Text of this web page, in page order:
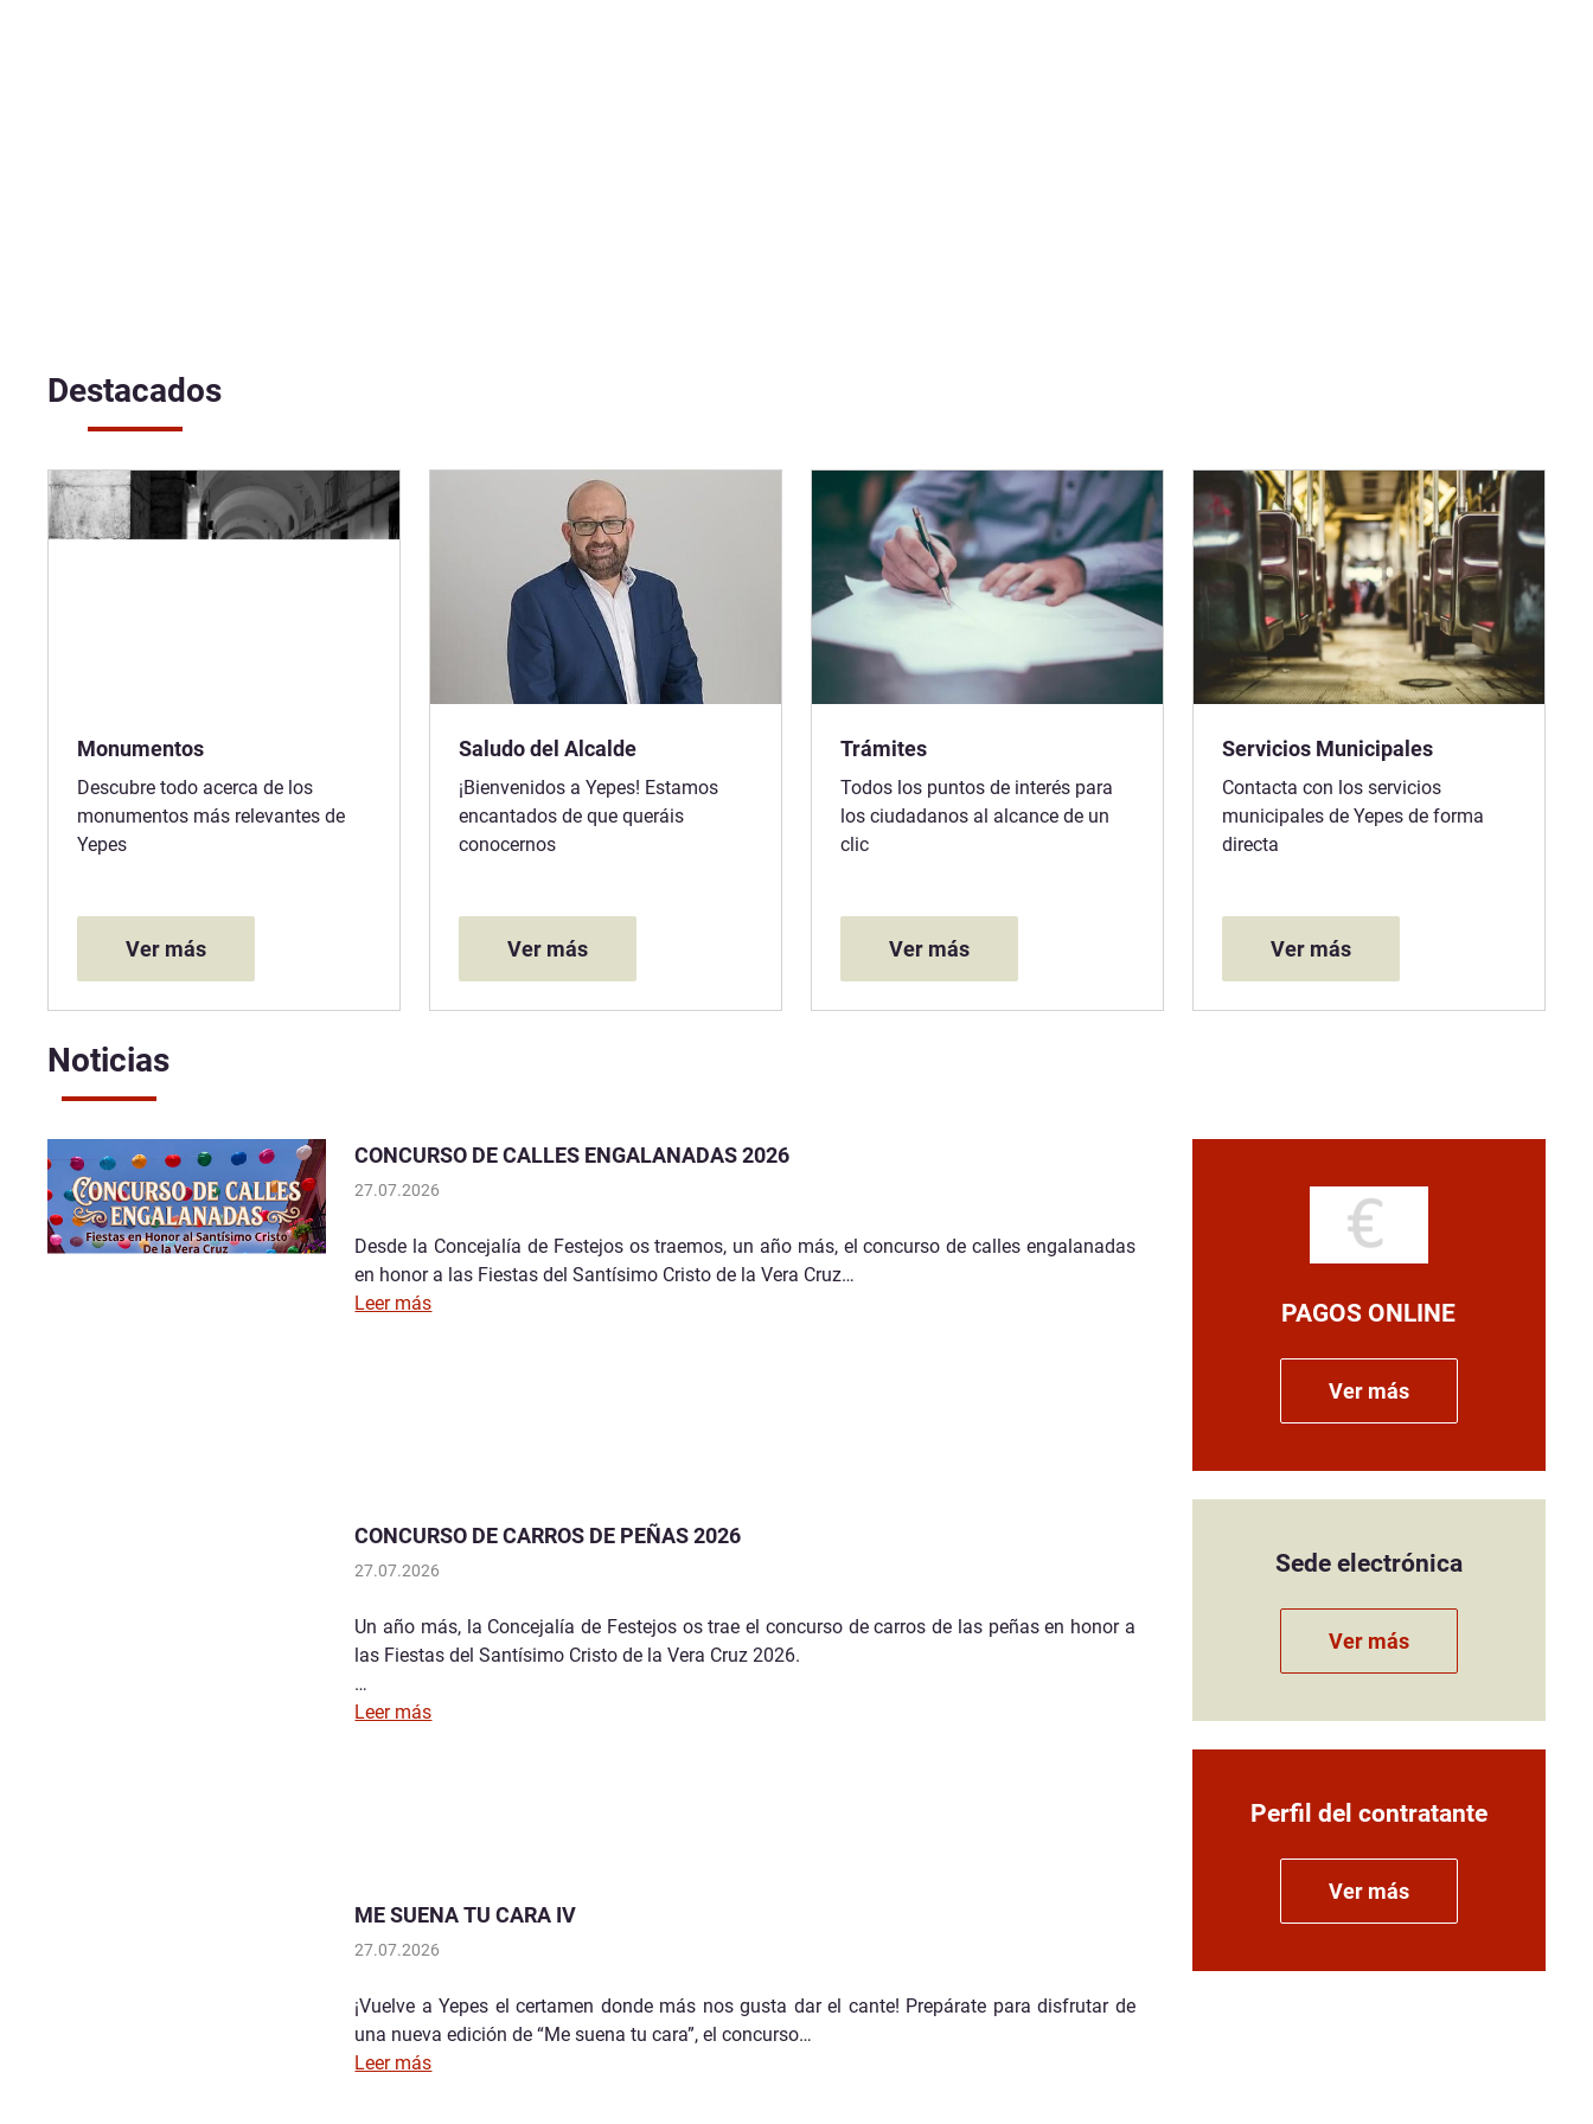
Destacados
Monumentos
Descubre todo acerca de los
monumentos más relevantes de
Yepes
Ver más
Saludo del Alcalde
¡Bienvenidos a Yepes! Estamos
encantados de que queráis
conocernos
Ver más
Trámites
Todos los puntos de interés para
los ciudadanos al alcance de un
clic
Ver más
Servicios Municipales
Contacta con los servicios
municipales de Yepes de forma
directa
Ver más
Noticias
CONCURSO DE CALLES ENGALANADAS 2026
27.07.2026
Desde la Concejalía de Festejos os traemos, un año más, el concurso de calles engalanadas
en honor a las Fiestas del Santísimo Cristo de la Vera Cruz…
Leer más
CONCURSO DE CARROS DE PEÑAS 2026
27.07.2026
Un año más, la Concejalía de Festejos os trae el concurso de carros de las peñas en honor a
las Fiestas del Santísimo Cristo de la Vera Cruz 2026.
…
Leer más
ME SUENA TU CARA IV
27.07.2026
¡Vuelve a Yepes el certamen donde más nos gusta dar el cante! Prepárate para disfrutar de
una nueva edición de “Me suena tu cara”, el concurso…
Leer más
PAGOS ONLINE
Ver más
Sede electrónica
Ver más
Perfil del contratante
Ver más